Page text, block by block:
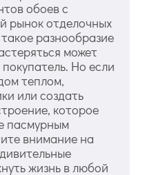
обоев с
рынок отделочных
разнообразие
может
Но если
теплом,
или создать
которое
пасмурным
внимание на
жизнь в любой